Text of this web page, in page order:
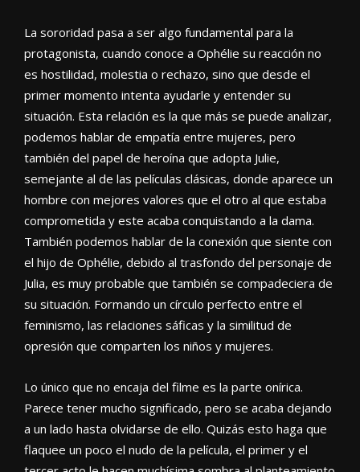
La sororidad pasa a ser algo fundamental para la
protagonista, cuando conoce a Ophélie su reacción no
es hostilidad, molestia o rechazo, sino que desde el
primer momento intenta ayudarle y entender su
situación. Esta relación es la que más se puede analizar,
podemos hablar de empatía entre mujeres, pero
también del papel de heroína que adopta Julie,
semejante al de las películas clásicas, donde aparece un
hombre con mejores valores que el otro al que estaba
comprometida y este acaba conquistando a la dama.
También podemos hablar de la conexión que siente con
el hijo de Ophélie, debido al trasfondo del personaje de
Julia, es muy probable que también se compadeciera de
su situación. Formando un círculo perfecto entre el
feminismo, las relaciones sáficas y la similitud de
opresión que comparten los niños y mujeres.
Lo único que no encaja del filme es la parte onírica.
Parece tener mucho significado, pero se acaba dejando
a un lado hasta olvidarse de ello. Quizás esto haga que
flaquee un poco el nudo de la película, el primer y el